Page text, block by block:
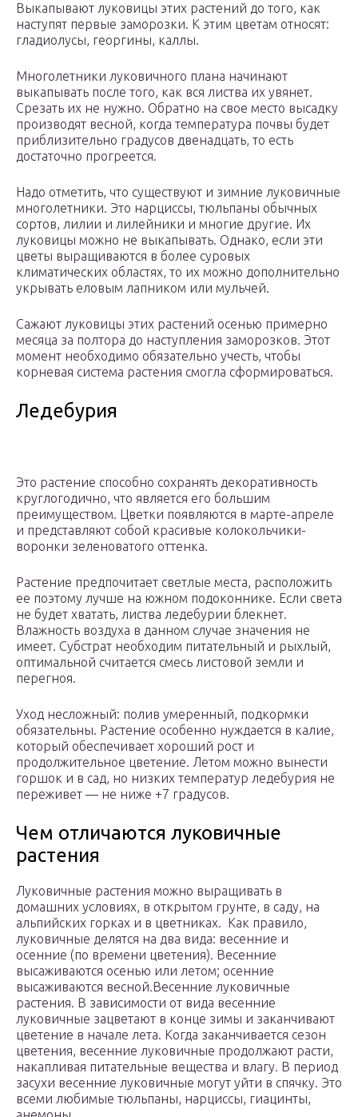
Выкапывают луковицы этих растений до того, как
наступят первые заморозки. К этим цветам относят:
гладиолусы, георгины, каллы.
Многолетники луковичного плана начинают
выкапывать после того, как вся листва их увянет.
Срезать их не нужно. Обратно на свое место высадку
производят весной, когда температура почвы будет
приблизительно градусов двенадцать, то есть
достаточно прогреется.
Надо отметить, что существуют и зимние луковичные
многолетники. Это нарциссы, тюльпаны обычных
сортов, лилии и лилейники и многие другие. Их
луковицы можно не выкапывать. Однако, если эти
цветы выращиваются в более суровых
климатических областях, то их можно дополнительно
укрывать еловым лапником или мульчей.
Сажают луковицы этих растений осенью примерно
месяца за полтора до наступления заморозков. Этот
момент необходимо обязательно учесть, чтобы
корневая система растения смогла сформироваться.
Ледебурия
Это растение способно сохранять декоративность
круглогодично, что является его большим
преимуществом. Цветки появляются в марте-апреле
и представляют собой красивые колокольчики-
воронки зеленоватого оттенка.
Растение предпочитает светлые места, расположить
ее поэтому лучше на южном подоконнике. Если света
не будет хватать, листва ледебурии блекнет.
Влажность воздуха в данном случае значения не
имеет. Субстрат необходим питательный и рыхлый,
оптимальной считается смесь листовой земли и
перегноя.
Уход несложный: полив умеренный, подкормки
обязательны. Растение особенно нуждается в калие,
который обеспечивает хороший рост и
продолжительное цветение. Летом можно вынести
горшок и в сад, но низких температур ледебурия не
переживет — не ниже +7 градусов.
Чем отличаются луковичные
растения
Луковичные растения можно выращивать в
домашних условиях, в открытом грунте, в саду, на
альпийских горках и в цветниках. Как правило,
луковичные делятся на два вида: весенние и
осенние (по времени цветения). Весенние
высаживаются осенью или летом; осенние
высаживаются весной.Весенние луковичные
растения. В зависимости от вида весенние
луковичные зацветают в конце зимы и заканчивают
цветение в начале лета. Когда заканчивается сезон
цветения, весенние луковичные продолжают расти,
накапливая питательные вещества и влагу. В период
засухи весенние луковичные могут уйти в спячку. Это
всеми любимые тюльпаны, нарциссы, гиацинты,